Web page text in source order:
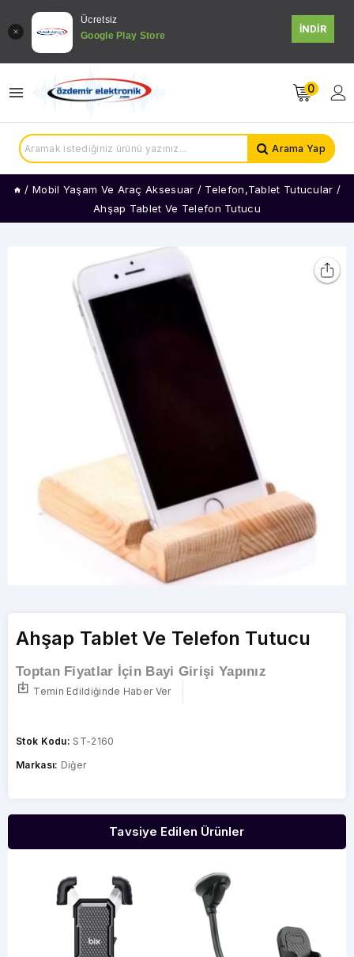
Ücretsiz
Google Play Store
İNDİR
0
Arama Yap
/ Mobil Yaşam Ve Araç Aksesuar / Telefon,Tablet Tutucular /
Ahşap Tablet Ve Telefon Tutucu
Ahşap Tablet Ve Telefon Tutucu
Toptan Fiyatlar İçin Bayi Girişi Yapınız
Temin Edildiğinde Haber Ver
Stok Kodu: ST-2160
Markası: Diğer
Tavsiye Edilen Ürünler